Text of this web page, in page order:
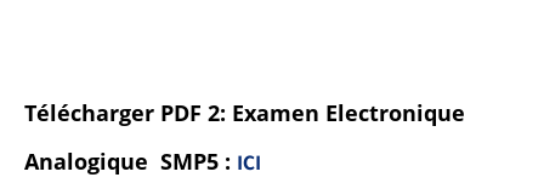
Télécharger PDF 2: Examen Electronique
Analogique SMP5 : ICI